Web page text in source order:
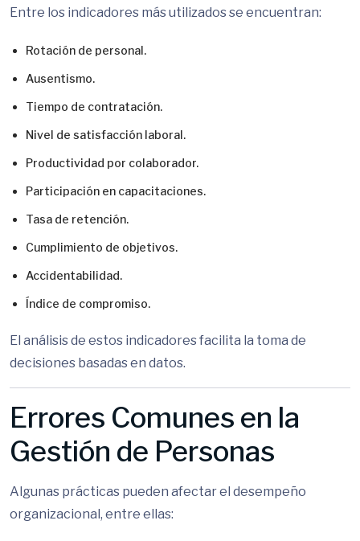
Entre los indicadores más utilizados se encuentran:
Rotación de personal.
Ausentismo.
Tiempo de contratación.
Nivel de satisfacción laboral.
Productividad por colaborador.
Participación en capacitaciones.
Tasa de retención.
Cumplimiento de objetivos.
Accidentabilidad.
Índice de compromiso.
El análisis de estos indicadores facilita la toma de
decisiones basadas en datos.
Errores Comunes en la
Gestión de Personas
Algunas prácticas pueden afectar el desempeño
organizacional, entre ellas: